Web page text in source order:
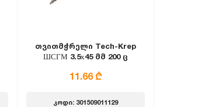
თვითმჭრელი Tech-Krep
ШСГМ 3.5х45 მმ 200 ც
11.66 ₾
კოდი: 301509011129